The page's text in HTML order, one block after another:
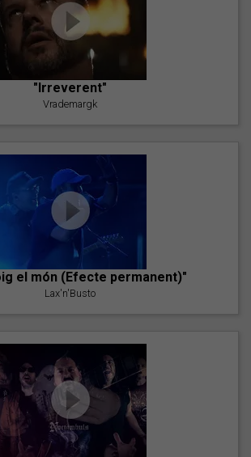
"Irreverent"
Vrademargk
el món (Efecte permanent)"
Lax'n'Busto